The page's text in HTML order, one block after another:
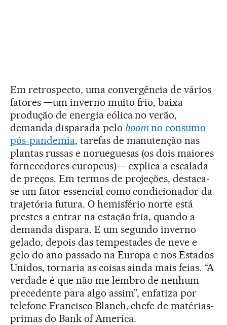
Em retrospecto, uma convergência de vários
fatores —um inverno muito frio, baixa
produção de energia eólica no verão,
demanda disparada pelo boomno consumo
pós-pandemia, tarefas de manutenção nas
plantas russas e norueguesas (os dois maiores
fornecedores europeus)— explica a escalada
de preços. Em termos de projeções, destaca-
se um fator essencial como condicionador da
trajetória futura. O hemisfério norte está
prestes a entrar na estação fria, quando a
demanda dispara. E um segundo inverno
gelado, depois das tempestades de neve e
gelo do ano passado na Europa e nos Estados
Unidos, tornaria as coisas ainda mais feias. “A
verdade é que não me lembro de nenhum
precedente para algo assim”, enfatiza por
telefone Francisco Blanch, chefe de matérias-
primas do Bank of America.